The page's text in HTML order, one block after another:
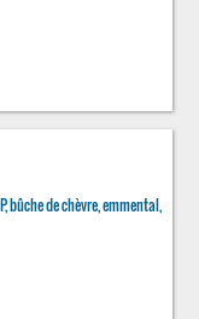
bûche de chèvre, emmental,